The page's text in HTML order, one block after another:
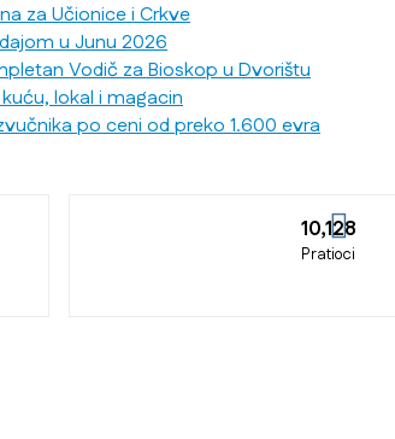
za Učionice i Crkve
u Junu 2026
Vodič za Bioskop u Dvorištu
lokal i magacin
po ceni od preko 1.600 evra
10,128
Pratioci